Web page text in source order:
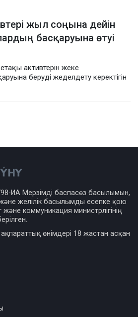
жыл соңына дейін
басқаруына өтуі
активтерін жеке
беруді жеделдету керектігін
ИА Мерзімді баспасөз басылымын,
және желілік басылымды есепке қою
және коммуникация министрлігінің
өнімдері 18 жастан асқан